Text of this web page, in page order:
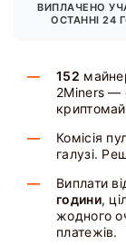
ВИПЛАЧЕНО
ОСТАННІ 24
152
2Miners —
Комісія
галузі.
Виплати
години,
жодного
платежів.